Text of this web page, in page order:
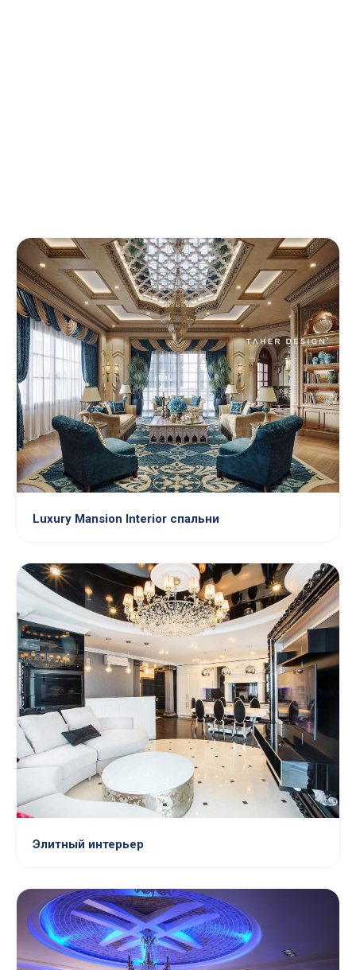
Luxury Mansion Interior спальни
Элитный интерьер